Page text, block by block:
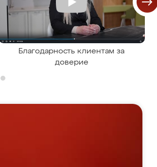
Благодарность клиентам за
доверие